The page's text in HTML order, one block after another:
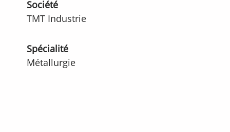
Société
TMT Industrie
Spécialité
Métallurgie